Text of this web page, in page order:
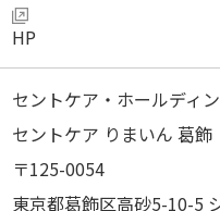
セントケア・ホールディ
セントケア りまいん 葛飾
125-0054
東京都葛飾区高砂5-10-5